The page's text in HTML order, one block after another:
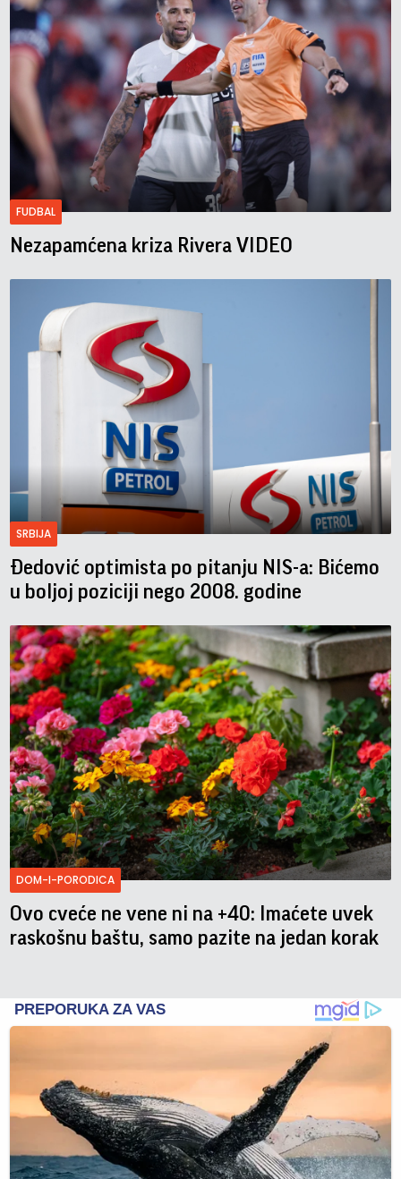
FUDBAL
Nezapamćena kriza Rivera VIDEO
SRBIJA
Đedović optimista po pitanju NIS-a: Bićemo
u boljoj poziciji nego 2008. godine
DOM-I-PORODICA
Ovo cveće ne vene ni na +40: Imaćete uvek
raskošnu baštu, samo pazite na jedan korak